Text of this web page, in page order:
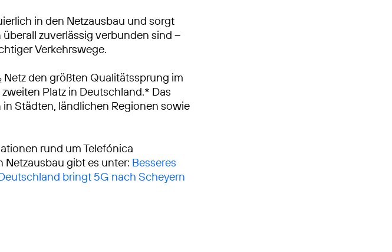
in den Netzausbau und sorgt
zuverlässig verbunden sind –
Verkehrswege.
Netz den größten Qualitätssprung im
Platz in Deutschland.* Das
Städten, ländlichen Regionen sowie
rund um Telefónica
gibt es unter: Besseres
bringt 5G nach Scheyern